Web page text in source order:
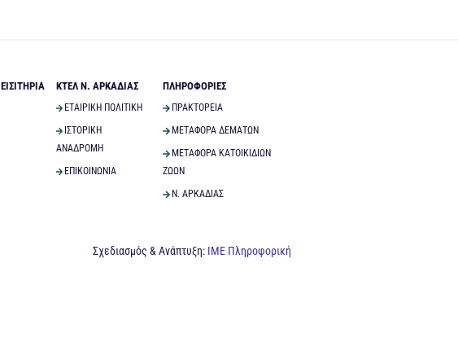
ΕΙΣΙΤΗΡΙΑ ΚΤΕΛ Ν. ΑΡΚΑΔΙΑΣ
ΕΤΑΙΡΙΚΗ ΠΟΛΙΤΙΚΗ
ΙΣΤΟΡΙΚΗ
ΑΝΑΔΡΟΜΗ
ΕΠΙΚΟΙΝΩΝΙΑ
ΠΛΗΡΟΦΟΡΙΕΣ
ΠΡΑΚΤΟΡΕΙΑ
ΜΕΤΑΦΟΡΑ ΔΕΜΑΤΩΝ
ΜΕΤΑΦΟΡΑ ΚΑΤΟΙΚΙΔΙΩΝ
ΖΩΩΝ
Ν. ΑΡΚΑΔΙΑΣ
Σχεδιασμός & Ανάπτυξη: ΙΜΕ Πληροφορική